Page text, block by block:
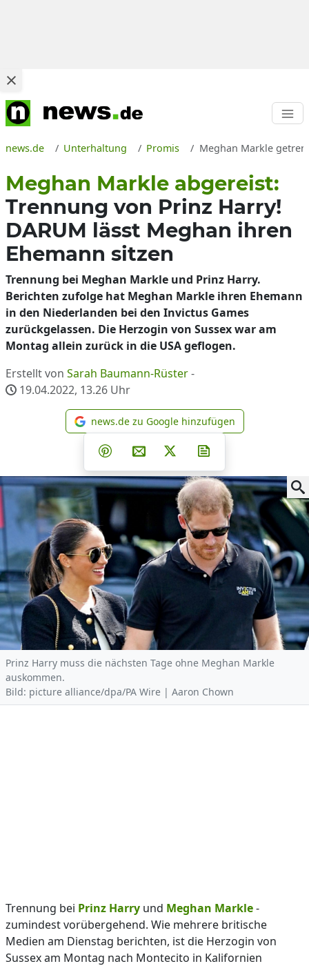
news.de Unterhaltung Promis Meghan Markle
Meghan Markle abgereist:
Trennung von Prinz Harry!
DARUM lässt Meghan ihren
Ehemann sitzen
Trennung bei Meghan Markle und Prinz Harry.
Berichten zufolge hat Meghan Markle ihren Ehemann
in den Niederlanden bei den Invictus Games
zurückgelassen. Die Herzogin von Sussex war am
Montag allein zurück in die USA geflogen.
Erstellt von Sarah Baumann-Rüster-
19.04.2022, 13.26 Uhr
news.de zu Google
news.de zu Google hinzufügen
Teilen auf Facebook
Teilen auf Whatsapp
Teilen auf Telegram
Teilen auf Pinterest
Per E-Mail teilen
Post auf X
Prinz Harry muss die nächsten Tage ohne Meghan Markle
auskommen.
Bild: picture alliance/dpa/PA Wire | Aaron Chown
Trennung bei Prinz Harry und Meghan Markle-
zumindest vorübergehend. Wie mehrere britische
Medien am Dienstag berichten, ist die Herzogin von
Sussex am Montag nach Montecito in Kalifornien